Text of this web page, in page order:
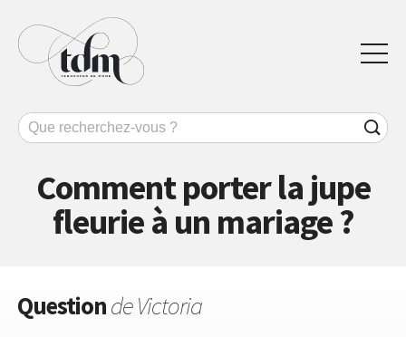
Comment porter la jupe
fleurie à un mariage ?
Questionde Victoria